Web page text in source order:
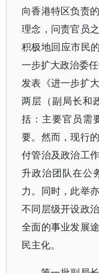
向香港特区负责
理念，问责官员
积极地回应市民
一步扩大政治委
发表《进一步扩
两层（副局长和
括：主要官员需
要。然而，现行
付管治及政治工
升政治团队在公
力。同时，此举
不同层级开设政
全面的事业发展
民主化。